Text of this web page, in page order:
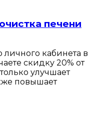
печени
кабинета в
скидку 20% от
улучшает
повышает